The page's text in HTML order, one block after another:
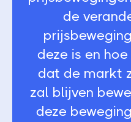
de
deze is en
dat de markt
zal blijven
deze